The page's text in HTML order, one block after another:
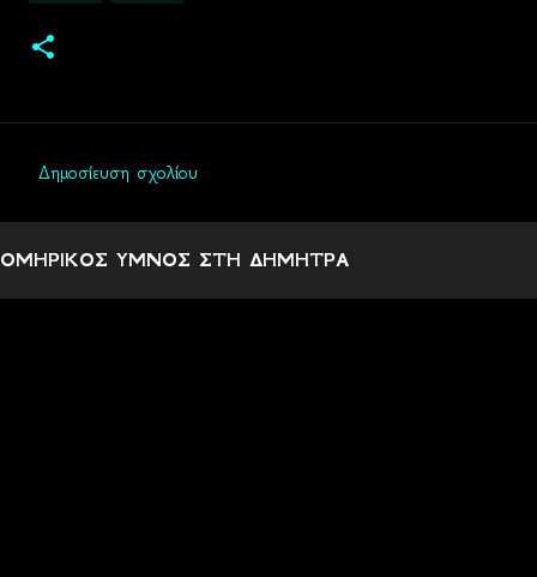
ό
λ
Δημοσίευση σχολίου
ΟΜΗΡΙΚΟΣ ΥΜΝΟΣ ΣΤΗ ΔΗΜΗΤΡΑ